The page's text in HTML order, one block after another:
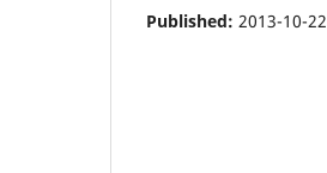
Published: 2013-10-22